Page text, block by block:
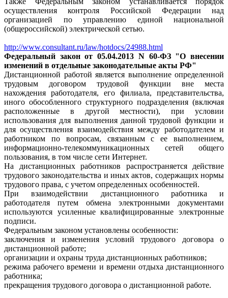
осуществления контроля Российской Федерации над
организацией по управлению единой национальной
(общероссийской) электрической сетью.
http://www.consultant.ru/law/hotdocs/24988.html
Федеральный закон от 05.04.2013 N 60-ФЗ "О внесении
изменений в отдельные законодательные акты РФ"
Дистанционной работой является выполнение определенной
трудовым договором трудовой функции вне места
нахождения работодателя, его филиала, представительства,
иного обособленного структурного подразделения (включая
расположенные в другой местности), при условии
использования для выполнения данной трудовой функции и
для осуществления взаимодействия между работодателем и
работником по вопросам, связанным с ее выполнением,
информационно-телекоммуникационных сетей общего
пользования, в том числе сети Интернет.
На дистанционных работников распространяется действие
трудового законодательства и иных актов, содержащих нормы
трудового права, с учетом определенных особенностей.
При взаимодействии дистанционного работника и
работодателя путем обмена электронными документами
используются усиленные квалифицированные электронные
подписи.
Федеральным законом установлены особенности:
заключения и изменения условий трудового договора о
дистанционной работе;
организации и охраны труда дистанционных работников;
режима рабочего времени и времени отдыха дистанционного
работника;
прекращения трудового договора о дистанционной работе.